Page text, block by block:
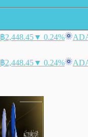
฿2,448.45▼ 0.24%
฿2,448.45▼ 0.24%